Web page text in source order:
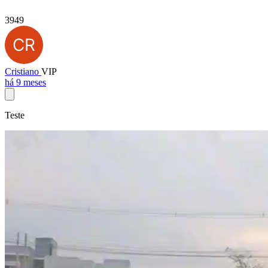
3949
Cristiano VIP
há 9 meses
Teste